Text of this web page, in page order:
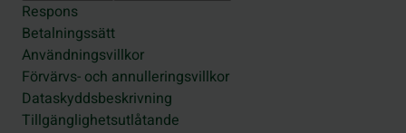
Respons
Betalningssätt
Användningsvillkor
Förvärvs- och annulleringsvillkor
Dataskyddsbeskrivning
Tillgänglighetsutlåtande